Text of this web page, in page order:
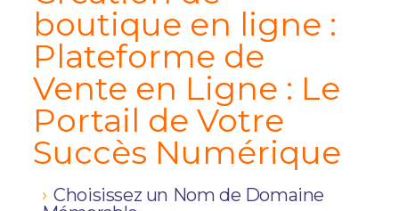
boutique en ligne :
Plateforme de
Vente en Ligne : Le
Portail de Votre
Succès Numérique
Choisissez un Nom de Domaine